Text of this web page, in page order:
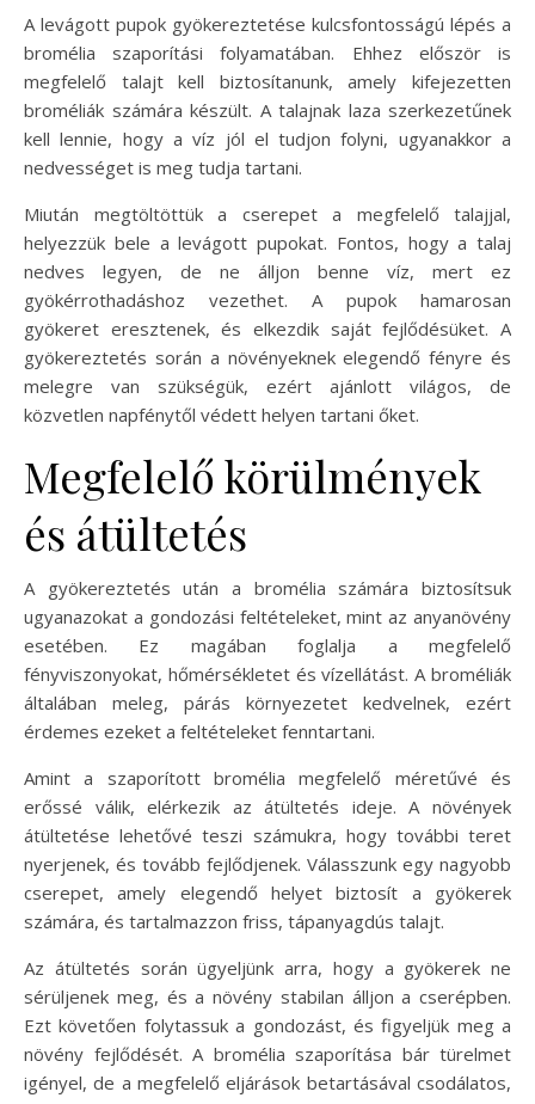
A levágott pupok gyökereztetése kulcsfontosságú lépés a
bromélia szaporítási folyamatában. Ehhez először is
megfelelő talajt kell biztosítanunk, amely kifejezetten
broméliák számára készült. A talajnak laza szerkezetűnek
kell lennie, hogy a víz jól el tudjon folyni, ugyanakkor a
nedvességet is meg tudja tartani.
Miután megtöltöttük a cserepet a megfelelő talajjal,
helyezzük bele a levágott pupokat. Fontos, hogy a talaj
nedves legyen, de ne álljon benne víz, mert ez
gyökérrothadáshoz vezethet. A pupok hamarosan
gyökeret eresztenek, és elkezdik saját fejlődésüket. A
gyökereztetés során a növényeknek elegendő fényre és
melegre van szükségük, ezért ajánlott világos, de
közvetlen napfénytől védett helyen tartani őket.
Megfelelő körülmények
és átültetés
A gyökereztetés után a bromélia számára biztosítsuk
ugyanazokat a gondozási feltételeket, mint az anyanövény
esetében. Ez magában foglalja a megfelelő
fényviszonyokat, hőmérsékletet és vízellátást. A broméliák
általában meleg, párás környezetet kedvelnek, ezért
érdemes ezeket a feltételeket fenntartani.
Amint a szaporított bromélia megfelelő méretűvé és
erőssé válik, elérkezik az átültetés ideje. A növények
átültetése lehetővé teszi számukra, hogy további teret
nyerjenek, és tovább fejlődjenek. Válasszunk egy nagyobb
cserepet, amely elegendő helyet biztosít a gyökerek
számára, és tartalmazzon friss, tápanyagdús talajt.
Az átültetés során ügyeljünk arra, hogy a gyökerek ne
sérüljenek meg, és a növény stabilan álljon a cserépben.
Ezt követően folytassuk a gondozást, és figyeljük meg a
növény fejlődését. A bromélia szaporítása bár türelmet
igényel, de a megfelelő eljárások betartásával csodálatos,